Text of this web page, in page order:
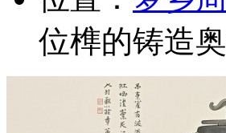
位榫的铸造